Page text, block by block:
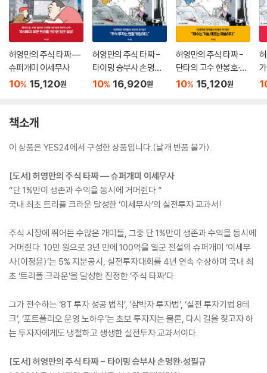
허영만의 주식 타짜 ―
슈퍼개미 이세무사
10% 15,120원
허영만의 주식 타짜 -
타이밍 승부사 손명완·
성필규
10% 16,920원
허영만의 주식 타짜 -
단타의 고수 한봉호·설
산
10% 15,120원
책소개
이 상품은 YES24에서 구성한 상품입니다.(낱개 반품 불가).
[도서] 허영만의 주식 타짜 ― 슈퍼개미 이세무사
“단 1%만이 생존과 수익을 동시에 거머쥔다.”
국내 최초 트리플 크라운 달성한 ‘이세무사’의 실전투자 교과서!
주식 시장에 뛰어든 수많은 개미들, 그중 단 1%만이 생존과 수익을 동시에
거머쥔다. 10만 원으로 3년 만에 100억을 일군 전설의 슈퍼개미 ‘이세무
사(이정윤)’는 5% 지분공시, 실전투자대회를 4년 연속 수상하며 국내 최
초 ‘트리플 크라운’을 달성한 진정한 ‘주식 타짜’다.
그가 전수하는 ‘8T 투자 성공 법칙’, ‘삼박자 투자법’, ‘실전 투자기법 8테
크’, ‘포트폴리오 운영 노하우’는 초보 투자자는 물론, 다시 길을 찾고자 하
는 투자자에게도 냉철하고 생생한 실전투자 교과서이다.
[도서] 허영만의 주식 타짜 - 타이밍 승부사 손명완·성필규